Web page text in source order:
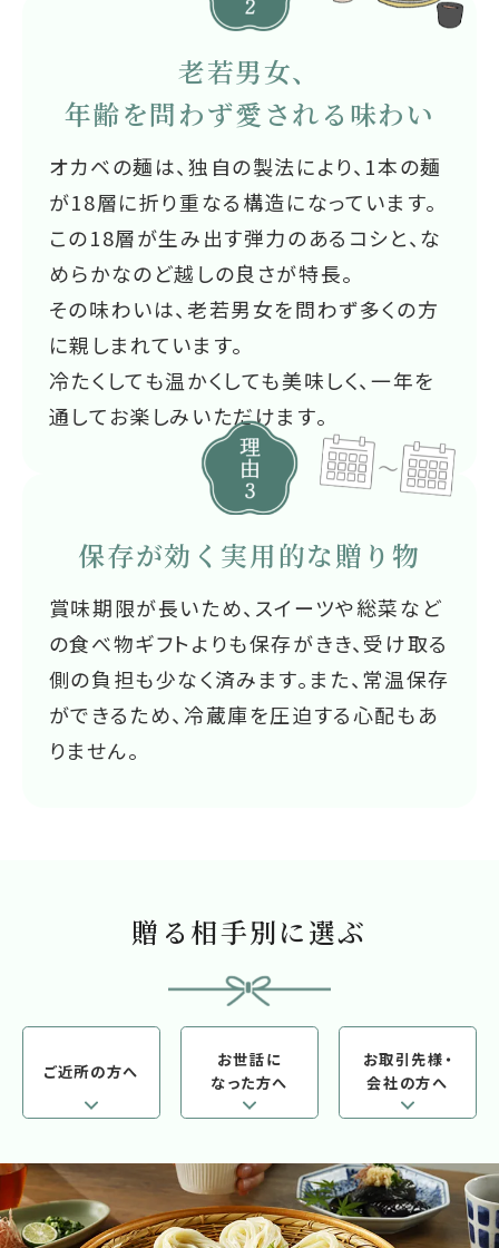
老若男女、
年齢を問わず愛される味わい
オカベの麺は、独自の製法により、1本の麺
が18層に折り重なる構造になっています。
この18層が生み出す弾力のあるコシと、な
めらかなのど越しの良さが特長。
その味わいは、老若男女を問わず多くの方
に親しまれています。
冷たくしても温かくしても美味しく、一年を
通してお楽しみいただけます。
保存が効く実用的な贈り物
賞味期限が長いため、スイーツや総菜など
の食べ物ギフトよりも保存がきき、受け取る
側の負担も少なく済みます。また、常温保存
ができるため、冷蔵庫を圧迫する心配もあ
りません。
贈る相手別に選ぶ
ご近所の方へ
お世話に
なった方へ
お取引先様・
会社の方へ